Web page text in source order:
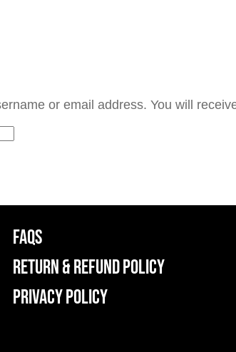
or email address. You will
FAQS
RETURN & REFUND POLICY
Privacy Policy